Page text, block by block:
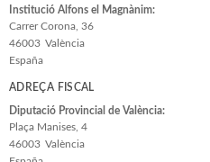
Institució Alfons el Magnànim:
Carrer Corona, 36
46003 València
España
ADREÇA FISCAL
Diputació Provincial de València:
Plaça Manises, 4
46003 València